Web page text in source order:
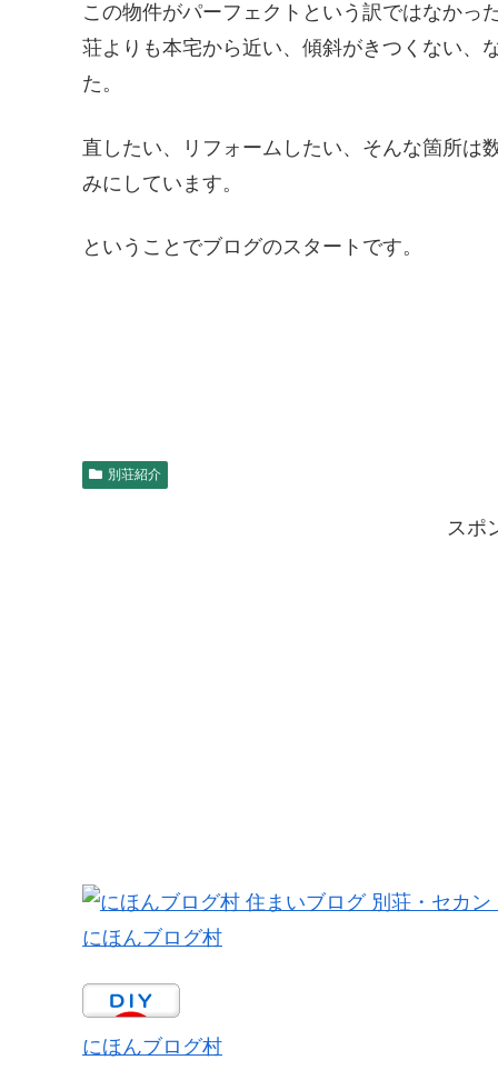
この物件がパーフェクトという訳ではなかっ
荘よりも本宅から近い、傾斜がきつくない、
た。
直したい、リフォームしたい、そんな箇所は
みにしています。
ということでブログのスタートです。
別荘紹介
スポ
にほんブログ村
にほんブログ村